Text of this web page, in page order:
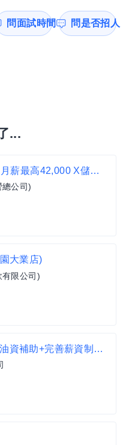
問面試時間 問是否招人
...
Q BURGER【桃園中埔店】月薪最高42,000 X儲備幹部一頭班X 歡迎轉職、新鮮人加入
公司)
大業店)
限公司)
【外務專員-宜福北市重慶】油資補助+完善薪資制度 (自備機車)